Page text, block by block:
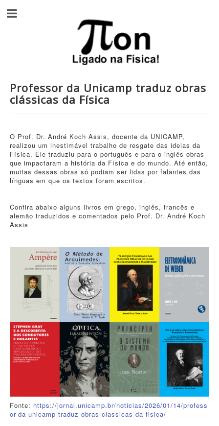
Professor da Unicamp traduz obras
clássicas da Física
O Prof. Dr. André Koch Assis, docente da UNICAMP,
realizou um inestimável trabalho de resgate das ideias da
Física. Ele traduziu para o português e para o inglês obras
que impactaram a história da Física e do mundo. Até então,
muitas dessas obras só podiam ser lidas por falantes das
línguas em que os textos foram escritos.
Confira abaixo alguns livros em grego, inglês, francês e
alemão traduzidos e comentados pelo Prof. Dr. André Koch
Assis
Fonte: https://jornal.unicamp.br/noticias/2026/01/14/profess
or-da-unicamp-traduz-obras-classicas-da-fisica/